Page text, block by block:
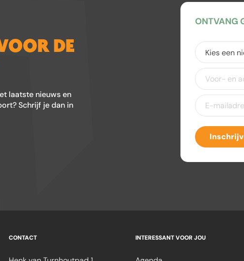
DE
laatste nieuws en
Schrijf je dan in
ONTVANG
Kies
een
nieuwsbrief
Voor-
en
achternaam
E-
mailadres
CONTACT INTERESSANT VOOR JOU